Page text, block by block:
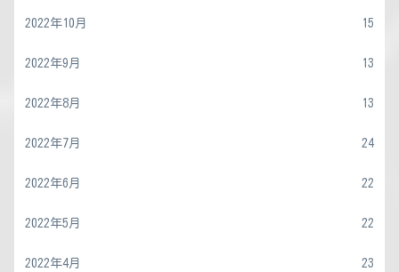
2022年10月 15
2022年9月 13
2022年8月 13
2022年7月 24
2022年6月 22
2022年5月 22
2022年4月 23